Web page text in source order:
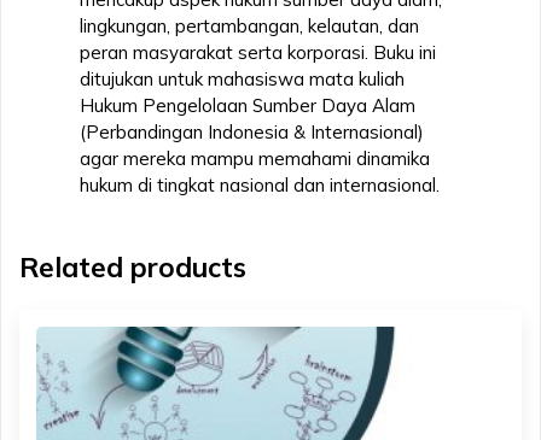
lingkungan, pertambangan, kelautan, dan
peran masyarakat serta korporasi. Buku ini
ditujukan untuk mahasiswa mata kuliah
Hukum Pengelolaan Sumber Daya Alam
(Perbandingan Indonesia & Internasional)
agar mereka mampu memahami dinamika
hukum di tingkat nasional dan internasional.
Related products